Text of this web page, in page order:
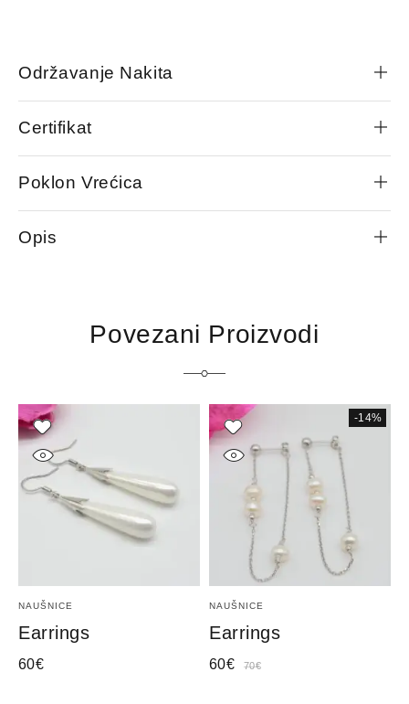
Održavanje Nakita
Certifikat
Poklon Vrećica
Opis
Povezani Proizvodi
NAUŠNICE
Earrings
60€
-14%
NAUŠNICE
Earrings
70€
60€